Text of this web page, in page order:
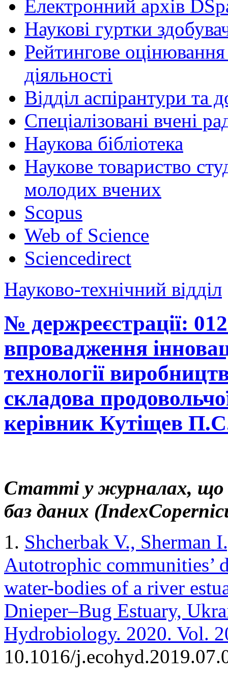
Електронний архів
Наукові гуртки
Рейтингове оцінювання
діяльності
Відділ аспірантури та
Спеціалізовані вчені
Наукова бібліотека
Наукове товариство
молодих вчених
Scopus
Web of Science
Sciencedirect
Науково-технічний відділ
№ держреєстрації:
впровадження
технології
складова
керівник Кутіщев
Статті у журналах, що
баз даних (Index
1. Shcherbak V., Sherman
Autotrophic communities’
water-bodies of a river
Dnieper–Bug Estuary,
Hydrobiology. 2020. Vol.
10.1016/